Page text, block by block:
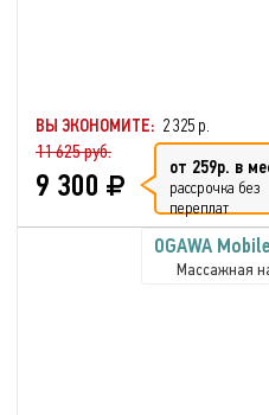
ВЫ ЭКОНОМИТЕ: 2 325 р.
11 625 руб.
9 300 от 259р. в
рассрочка без
переплат
OGAWA
Массажная